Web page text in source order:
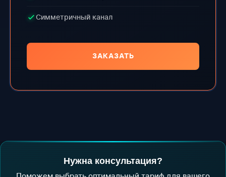
Симметричный канал
ЗАКАЗАТЬ
Нужна консультация?